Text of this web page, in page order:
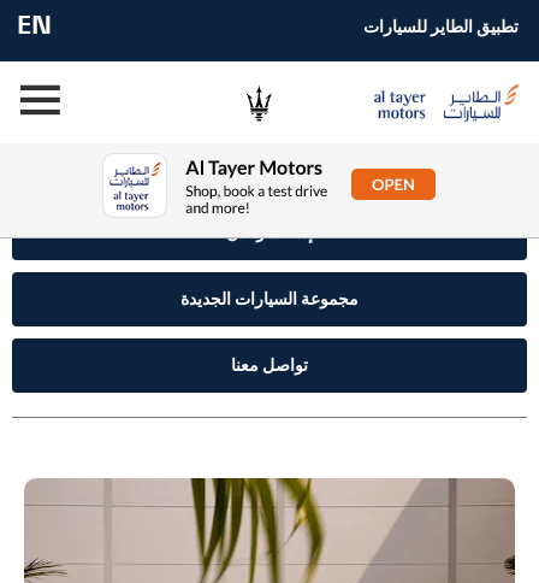
EN تطبيق الطاير للسيارات
إستفسر الآن
مجموعة السيارات الجديدة
تواصل معنا